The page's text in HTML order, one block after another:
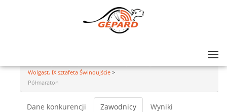
Wolgast, IX sztafeta Świnoujście >
Półmaraton
Dane konkurencji Zawodnicy Wyniki